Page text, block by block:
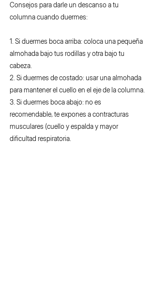
Consejos para darle un descanso a tu
columna cuando duermes:
1. Si duermes boca arriba: coloca una pequeña
almohada bajo tus rodillas y otra bajo tu
cabeza.
2. Si duermes de costado: usar una almohada
para mantener el cuello en el eje de la columna.
3. Si duermes boca abajo: no es
recomendable, te expones a contracturas
musculares (cuello y espalda y mayor
dificultad respiratoria.